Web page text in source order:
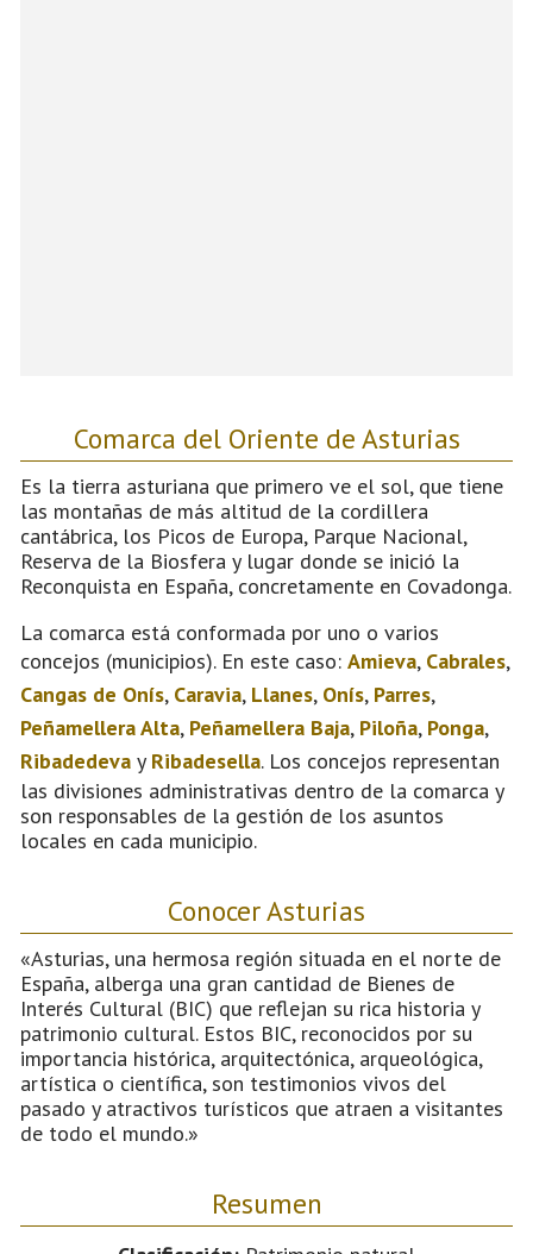
Comarca del Oriente de Asturias
Es la tierra asturiana que primero ve el sol, que tiene
las montañas de más altitud de la cordillera
cantábrica, los Picos de Europa, Parque Nacional,
Reserva de la Biosfera y lugar donde se inició la
Reconquista en España, concretamente en Covadonga.
La comarca está conformada por uno o varios
concejos (municipios). En este caso: Amieva, Cabrales,
Cangas de Onís, Caravia, Llanes, Onís, Parres,
Peñamellera Alta, Peñamellera Baja, Piloña, Ponga,
Ribadedeva y Ribadesella. Los concejos representan
las divisiones administrativas dentro de la comarca y
son responsables de la gestión de los asuntos
locales en cada municipio.
Conocer Asturias
«Asturias, una hermosa región situada en el norte de
España, alberga una gran cantidad de Bienes de
Interés Cultural (BIC) que reflejan su rica historia y
patrimonio cultural. Estos BIC, reconocidos por su
importancia histórica, arquitectónica, arqueológica,
artística o científica, son testimonios vivos del
pasado y atractivos turísticos que atraen a visitantes
de todo el mundo.»
Resumen